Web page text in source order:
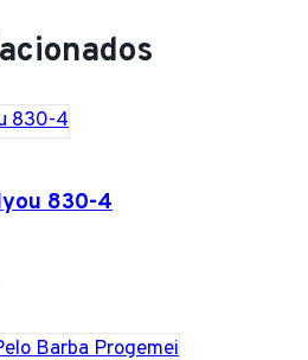
830-4